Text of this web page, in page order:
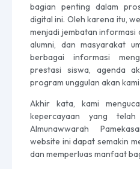
bagian penting dalam
digital ini. Oleh karena itu,
menjadi jembatan informasi
alumni, dan masyarakat
berbagai informasi
prestasi siswa, agenda
program unggulan akan
Akhir kata, kami
kepercayaan yang
Almunawwarah
website ini dapat semakin
dan memperluas manfaat